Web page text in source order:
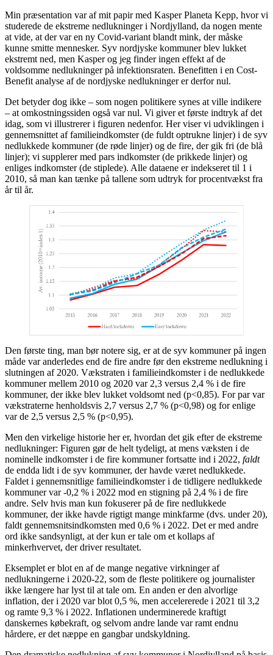
Min præsentation var af mit papir med Kasper Planeta Kepp, hvor vi
studerede de ekstreme nedlukninger i Nordjylland, da nogen mente
at vide, at der var en ny Covid-variant blandt mink, der måske
kunne smitte mennesker. Syv nordjyske kommuner blev lukket
ekstremt ned, men Kasper og jeg finder ingen effekt af de
voldsomme nedlukninger på infektionsraten. Benefitten i en Cost-
Benefit analyse af de nordjyske nedlukninger er derfor nul.
Det betyder dog ikke – som nogen politikere synes at ville indikere
– at omkostningssiden også var nul. Vi giver et første indtryk af det
idag, som vi illustrerer i figuren nedenfor. Her viser vi udviklingen i
gennemsnittet af familieindkomster (de fuldt optrukne linjer) i de syv
nedlukkede kommuner (de røde linjer) og de fire, der gik fri (de blå
linjer); vi supplerer med pars indkomster (de prikkede linjer) og
enliges indkomster (de stiplede). Alle dataene er indekseret til 1 i
2010, så man kan tænke på tallene som udtryk for procentvækst fra
år til år.
Den første ting, man bør notere sig, er at de syv kommuner på ingen
måde var anderledes end de fire andre før den ekstreme nedlukning i
slutningen af 2020. Vækstraten i familieindkomster i de nedlukkede
kommuner mellem 2010 og 2020 var 2,3 versus 2,4 % i de fire
kommuner, der ikke blev lukket voldsomt ned (p<0,85). For par var
vækstraterne henholdsvis 2,7 versus 2,7 % (p<0,98) og for enlige
var de 2,5 versus 2,5 % (p<0,95).
Men den virkelige historie her er, hvordan det gik efter de ekstreme
nedlukninger: Figuren gør de helt tydeligt, at mens væksten i de
nominelle indkomster i de fire kommuner fortsatte ind i 2022, faldt
de endda lidt i de syv kommuner, der havde været nedlukkede.
Faldet i gennemsnitlige familieindkomster i de tidligere nedlukkede
kommuner var -0,2 % i 2022 mod en stigning på 2,4 % i de fire
andre. Selv hvis man kun fokuserer på de fire nedlukkede
kommuner, der ikke havde rigtigt mange minkfarme (dvs. under 20),
faldt gennemsnitsindkomsten med 0,6 % i 2022. Det er med andre
ord ikke sandsynligt, at der kun er tale om et kollaps af
minkerhvervet, der driver resultatet.
Eksemplet er blot en af de mange negative virkninger af
nedlukningerne i 2020-22, som de fleste politikere og journalister
ikke længere har lyst til at tale om. En anden er den alvorlige
inflation, der i 2020 var blot 0,5 %, men accelererede i 2021 til 3,2
og ramte 9,3 % i 2022. Inflationen underminerede kraftigt
danskernes købekraft, og selvom andre lande var ramt endnu
hårdere, er det næppe en gangbar undskyldning.